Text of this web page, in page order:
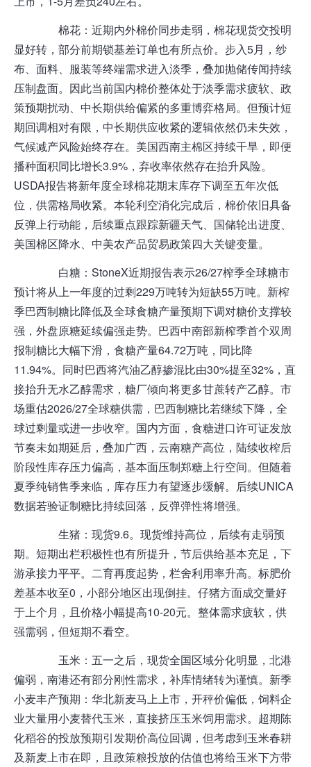
棉花 ：近期内外棉价同步走弱，棉花现货交投明
显好转，部分前期锁基差订单也有所点价。步入5月，纱
布、面料、服装等终端需求进入淡季，叠加抛储传闻持续
压制盘面。因此当前国内棉价整体处于淡季需求疲软、政
策预期扰动、中长期供给偏紧的多重博弈格局。但预计短
期回调相对有限，中长期供应收紧的逻辑依然仍未失效，
气候减产风险始终存在。美国西南主棉区持续干旱，即便
播种面积同比增长3.9%，弃收率依然存在抬升风险。
USDA报告将新年度全球棉花期末库存下调至五年次低
位，供需格局收紧。本轮利空消化完成后，棉价依旧具备
反弹上行动能，后续重点跟踪新疆天气、国储轮出进度、
美国棉区降水、中美农产品贸易政策四大关键变量。
白糖 ：StoneX近期报告表示26/27榨季全球糖市
预计将从上一年度的过剩229万吨转为短缺55万吨。新榨
季巴西制糖比降低及全球食糖产量预期下调对糖价支撑较
强，外盘原糖延续偏强走势。巴西中南部新榨季首个双周
报制糖比大幅下滑，食糖产量64.72万吨，同比降
11.94%。同时巴西将汽油乙醇掺混比由30%提至32%，直
接抬升无水乙醇需求，糖厂倾向将更多甘蔗转产乙醇。市
场重估2026/27全球糖供需，巴西制糖比若继续下降，全
球过剩量或进一步收窄。国内方面，食糖进口许可证发放
节奏未如期延后，叠加广西，云南糖产高位，陆续收榨后
阶段性库存压力偏高，基本面压制郑糖上行空间。但随着
夏季纯销售季来临，库存压力有望逐步缓解。后续UNICA
数据若验证制糖比持续回落，反弹弹性将增强。
生猪 ：现货9.6。现货维持高位，后续有走弱预
期。短期出栏积极性也有所提升，节后供给基本充足，下
游承接力平平。二育再度起势，栏舍利用率升高。标肥价
差基本收至0，小部分地区出现倒挂。仔猪方面成交量好
于上个月，且价格小幅提高10-20元。整体需求疲软，供
强需弱，但短期不看空。
玉米 ：五一之后，现货全国区域分化明显，北港
偏弱，南港还有部分刚性需求，补库情绪转为谨慎。新季
小麦丰产预期：华北新麦马上上市，开秤价偏低， 饲料企
业大量用小麦替代玉米，直接挤压玉米饲用需求。超期陈
化稻谷的投放预期引发期价高位回调，但考虑到玉米春耕
及新麦上市在即，且政策粮投放的估值也将给玉米下方带